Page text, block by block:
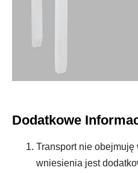
Dodatkowe
Transport nie obejmuję
wniesienia jest